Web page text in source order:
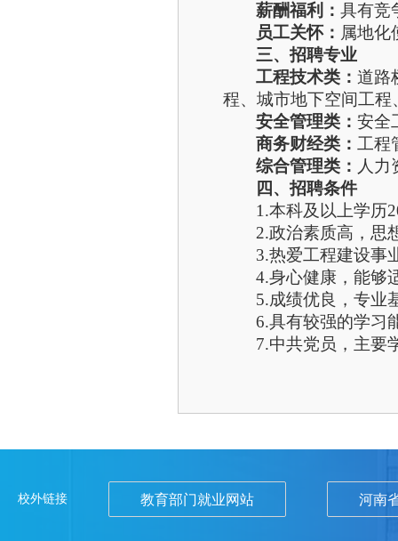
薪酬福利： 具有竞
员工关怀： 属地化
三、招聘专业
工程技术类： 道路
程、城市地下空间工程
安全管理类： 安全
商务财经类： 工程
综合管理类： 人力
四、招聘条件
1.本科及以上学历
2.政治素质高，思
3.热爱工程建设事
4.身心健康，能够
5.成绩优良，专业
6.具有较强的学习
7.中共党员，主要
校外链接 教育部门就业网站 河南